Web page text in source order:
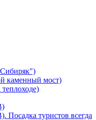
каменный мост)
Посадка туристов всегда